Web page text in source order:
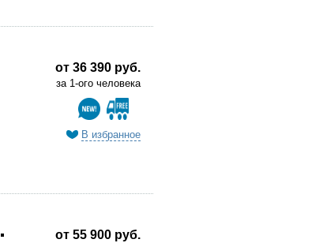
от 36 390 руб.
за 1-ого человека
В избранное
от 55 900 руб.